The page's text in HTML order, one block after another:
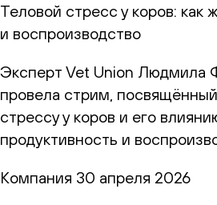
Теловой стресс у коров: как
и воспроизводство
Эксперт Vet Union Людмила
провела стрим,
стрессу у коров и его
продуктивность и
Компания 30 апреля 2026